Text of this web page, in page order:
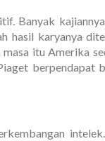
Banyak
hasil karyanya
itu Amerika
berpendapat